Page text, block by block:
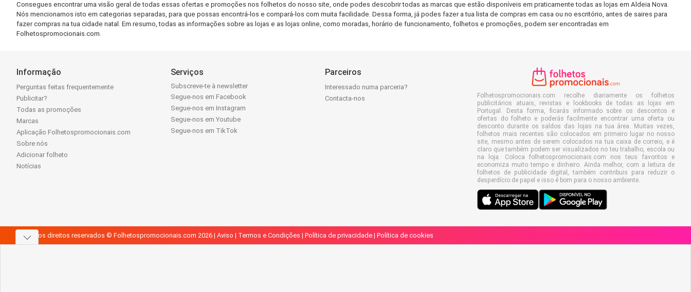
Consegues encontrar uma visão geral de todas essas ofertas e promoções nos folhetos do nosso site, onde podes descobrir todas as marcas que estão disponíveis em praticamente todas as lojas em Aldeia Nova.
Nós mencionamos isto em categorias separadas, para que possas encontrá-los e compará-los com muita facilidade. Dessa forma, já podes fazer a tua lista de compras em casa ou no escritório, antes de saires para
fazer compras na tua cidade natal. Em resumo, todas as informações sobre as lojas e as lojas online, como moradas, horário de funcionamento, folhetos e promoções, podem ser encontradas em
Folhetospromocionais.com.
Informação
Perguntas feitas frequentemente
Publicitar?
Todas as promoções
Marcas
Aplicação Folhetospromocionais.com
Sobre nós
Adicionar folheto
Notícias
Serviços
Subscreve-te à newsletter
Segue-nos em Facebook
Segue-nos em Instagram
Segue-nos em Youtube
Segue-nos em TikTok
Parceiros
Interessado numa parceria?
Contacta-nos
Folhetospromocionais.com recolhe diariamente os folhetos
publicitários atuais, revistas e lookbooks de todas as lojas em
Portugal. Desta forma, ficarás informado sobre os descontos e
ofertas do folheto e poderás facilmente encontrar uma oferta ou
desconto durante os saldos das lojas na tua área. Muitas vezes,
folhetos mais recentes são colocados em primeiro lugar no nosso
site, mesmo antes de serem colocados na tua caixa de correio, e é
claro que também podem ser visualizados no teu trabalho, escola ou
na loja. Coloca folhetospromocionais.com nos teus favoritos e
economiza muito tempo e dinheiro. Ainda melhor, com a leitura de
folhetos de publicidade digital, também contribuis para reduzir o
desperdício de papel e isso é bom para o nosso ambiente.
Todos os direitos reservados © Folhetospromocionais.com 2026 | Aviso | Termos e Condições | Política de privacidade | Política de cookies